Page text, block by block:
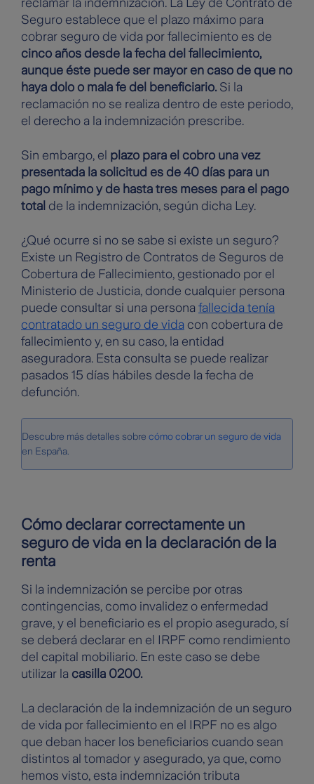
reclamar la indemnización. La Ley de Contrato de
Seguro establece que el plazo máximo para
cobrar seguro de vida por fallecimiento es de
cinco años desde la fecha del fallecimiento,
aunque éste puede ser mayor en caso de que no
haya dolo o mala fe del beneficiario.Si la
reclamación no se realiza dentro de este periodo,
el derecho a la indemnización prescribe.
Sin embargo, el plazo para el cobro una vez
presentada la solicitud es de 40 días para un
pago mínimo y de hasta tres meses para el pago
total de la indemnización, según dicha Ley.
¿Qué ocurre si no se sabe si existe un seguro?
Existe un Registro de Contratos de Seguros de
Cobertura de Fallecimiento, gestionado por el
Ministerio de Justicia, donde cualquier persona
puede consultar si una persona fallecida tenía
contratado un seguro de vida con cobertura de
fallecimiento y, en su caso, la entidad
aseguradora. Esta consulta se puede realizar
pasados 15 días hábiles desde la fecha de
defunción.
Descubre más detalles sobre cómo cobrar un seguro de vida
en España.
Cómo declarar correctamente un
seguro de vida en la declaración de la
renta
Si la indemnización se percibe por otras
contingencias, como invalidez o enfermedad
grave, y el beneficiario es el propio asegurado, sí
se deberá declarar en el IRPF como rendimiento
del capital mobiliario. En este caso se debe
utilizar la casilla 0200.
La declaración de la indemnización de un seguro
de vida por fallecimiento en el IRPF no es algo
que deban hacer los beneficiarios cuando sean
distintos al tomador y asegurado, ya que, como
hemos visto, esta indemnización tributa